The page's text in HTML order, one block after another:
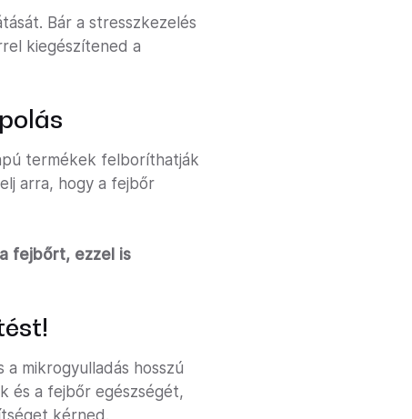
Bár a stresszkezelés
kiegészítened a
termékek felboríthatják
arra, hogy a fejbőr
fejbőrt, ezzel is
mikrogyulladás hosszú
és a fejbőr egészségét,
kérned.